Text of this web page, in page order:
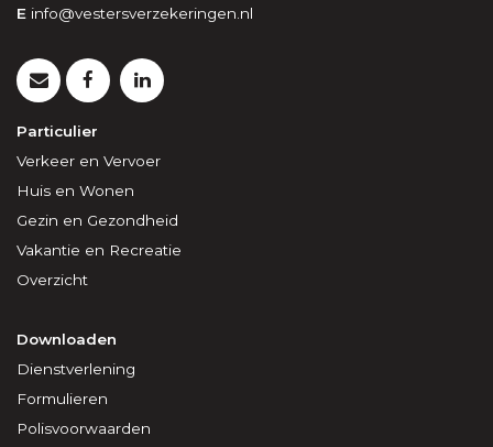
E info@vestersverzekeringen.nl
Particulier
Verkeer en Vervoer
Huis en Wonen
Gezin en Gezondheid
Vakantie en Recreatie
Overzicht
Downloaden
Dienstverlening
Formulieren
Polisvoorwaarden